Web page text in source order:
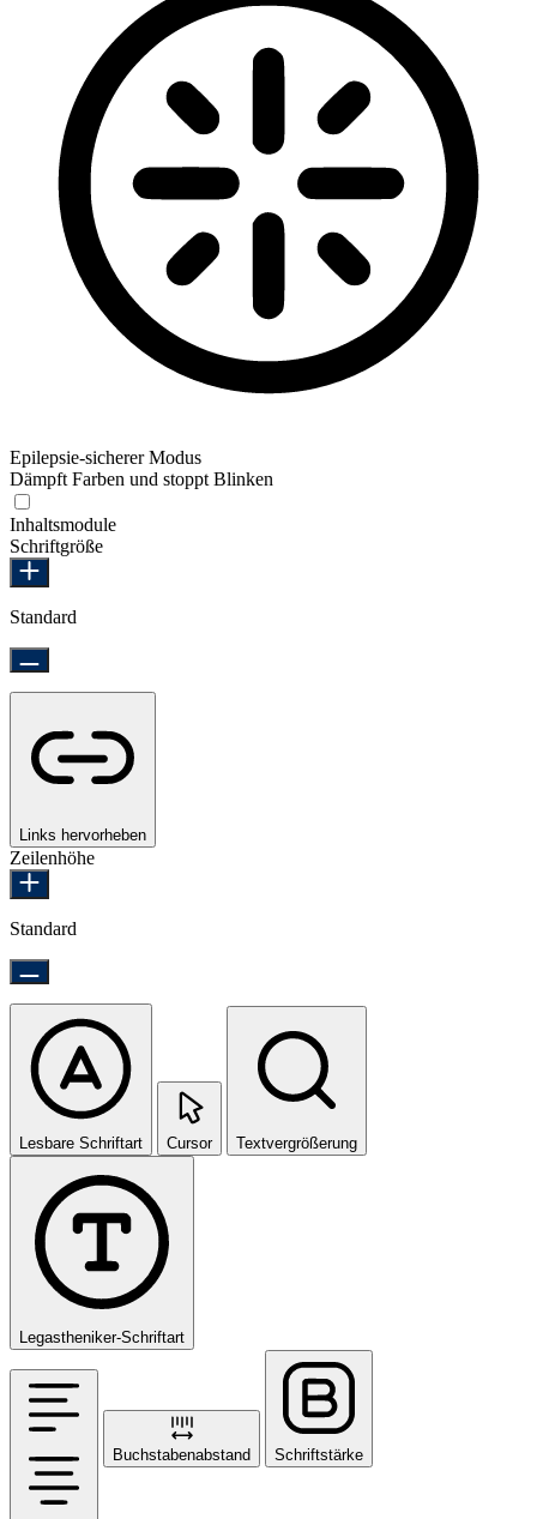
Epilepsie-sicherer Modus
Dämpft Farben und stoppt Blinken
Inhaltsmodule
Schriftgröße
Standard
Links hervorheben
Zeilenhöhe
Standard
Lesbare Schriftart Cursor Textvergrößerung
Legastheniker-Schriftart
Buchstabenabstand Schriftstärke